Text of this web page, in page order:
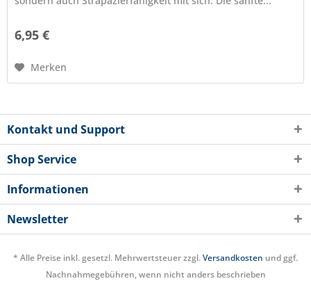
6,95 €
Merken
Kontakt und Support
Shop Service
Informationen
Newsletter
* Alle Preise inkl. gesetzl. Mehrwertsteuer zzgl.Versandkosten und ggf.
Nachnahmegebühren, wenn nicht anders beschrieben